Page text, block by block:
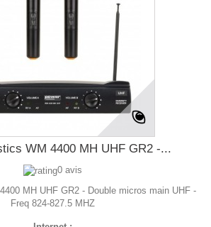
WM 4400 MH UHF GR2 -...
0 avis
MH UHF GR2 - Double micros main UHF -
Freq 824-827.5 MHZ